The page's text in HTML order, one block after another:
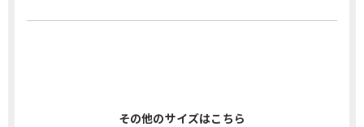
その他のサイズはこちら